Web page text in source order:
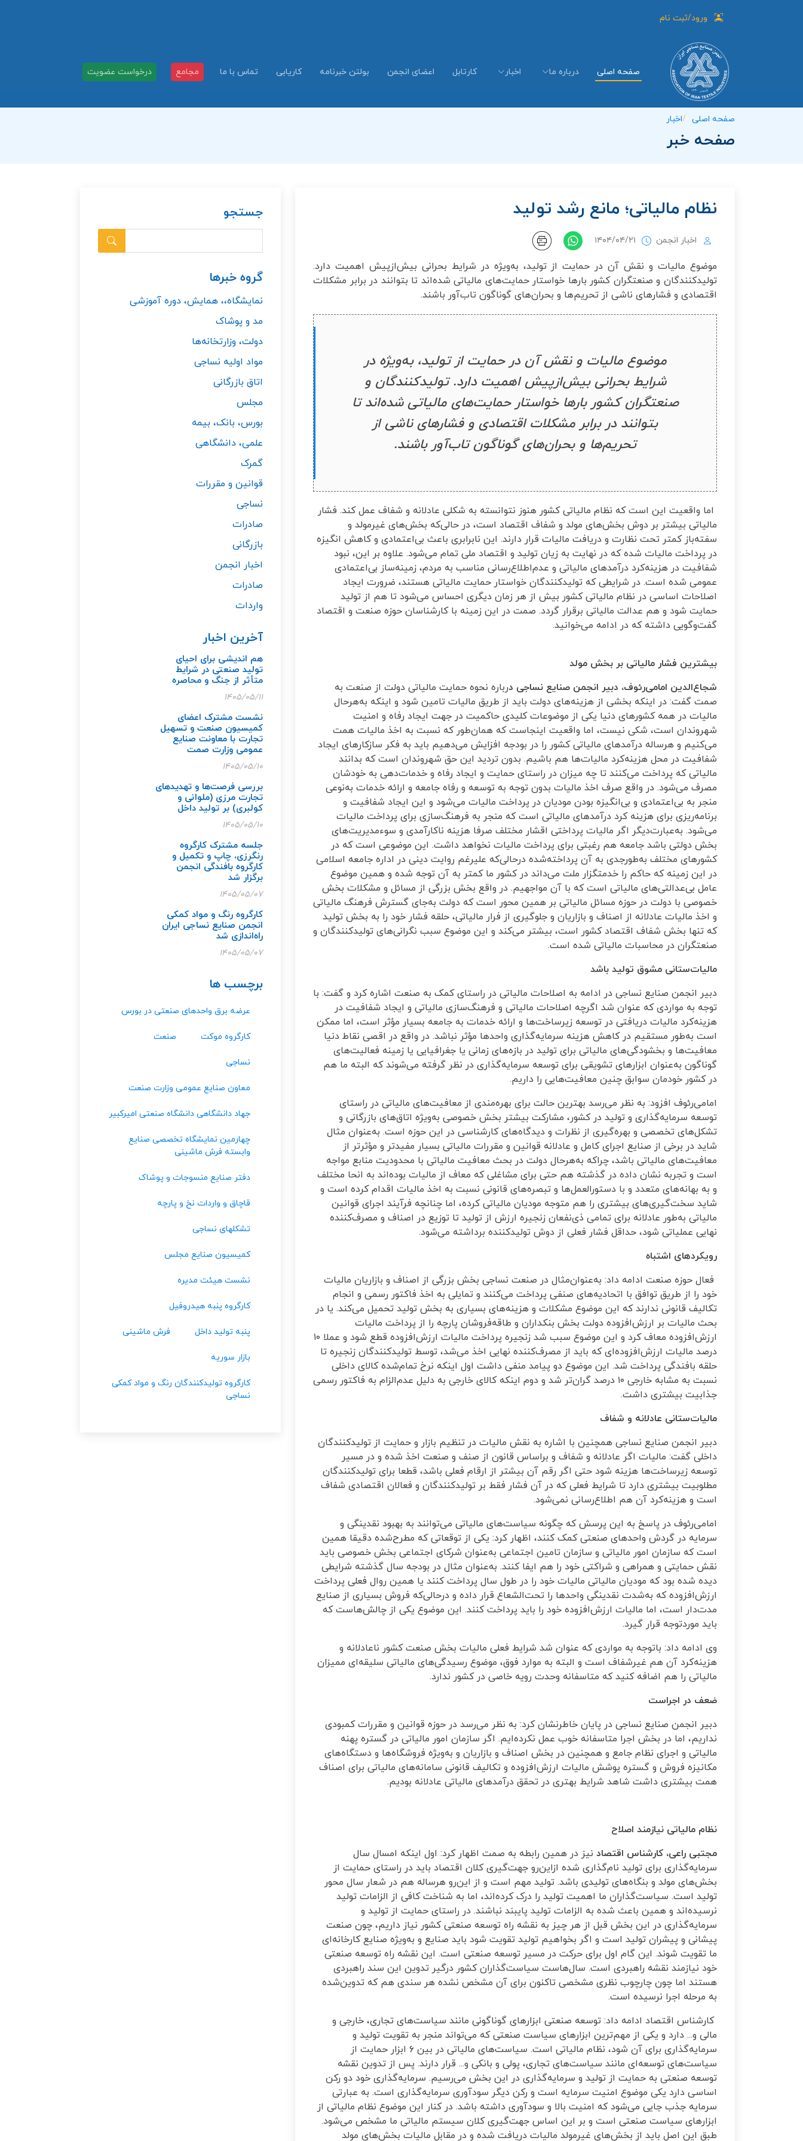
ورود/ثبت نام
صفحه اصلی درباره ما اخبار کارتابل اعضای انجمن بولتن خبرنامه کاریابی تماس با ما مجامع درخواست عضویت
صفحه اصلی اخبار
صفحه خبر
نظام مالیاتی؛ مانع رشد تولید
اخبار انجمن ۱۴۰۴/۰۴/۲۱
موضوع مالیات و نقش آن در حمایت از تولید، به‌ویژه در شرایط بحرانی بیش‌ازپیش اهمیت دارد.
تولیدکنندگان و صنعتگران کشور بارها خواستار حمایت‌های مالیاتی شده‌اند تا بتوانند در برابر مشکلات
اقتصادی و فشارهای ناشی از تحریم‌ها و بحران‌های گوناگون تاب‌آور باشند.
موضوع مالیات و نقش آن در حمایت از تولید، به‌ویژه در
شرایط بحرانی بیش‌ازپیش اهمیت دارد. تولیدکنندگان و
صنعتگران کشور بارها خواستار حمایت‌های مالیاتی شده‌اند تا
بتوانند در برابر مشکلات اقتصادی و فشارهای ناشی از
تحریم‌ها و بحران‌های گوناگون تاب‌آور باشند.
اما واقعیت این است که نظام مالیاتی کشور هنوز نتوانسته به شکلی عادلانه و شفاف عمل کند. فشار
مالیاتی بیشتر بر دوش بخش‌های مولد و شفاف اقتصاد است، در حالی‌که بخش‌های غیرمولد و
سفته‌باز کمتر تحت نظارت و دریافت مالیات قرار دارند. این نابرابری باعث بی‌اعتمادی و کاهش انگیزه
در پرداخت مالیات شده که در نهایت به زیان تولید و اقتصاد ملی تمام می‌شود. علاوه بر این، نبود
شفافیت در هزینه‌کرد درآمدهای مالیاتی و عدم‌اطلاع‌رسانی مناسب به مردم، زمینه‌ساز بی‌اعتمادی
عمومی شده است. در شرایطی که تولیدکنندگان خواستار حمایت مالیاتی هستند، ضرورت ایجاد
اصلاحات اساسی در نظام مالیاتی کشور بیش از هر زمان دیگری احساس می‌شود تا هم از تولید
حمایت شود و هم عدالت مالیاتی برقرار گردد. صمت در این زمینه با کارشناسان حوزه صنعت و اقتصاد
گفت‌وگویی داشته که در ادامه می‌خوانید.
بیشترین فشار مالیاتی بر بخش مولد
شجاع‌الدین امامی‌رئوف، دبیر انجمن صنایع نساجی درباره نحوه حمایت مالیاتی دولت از صنعت به
صمت گفت: در اینکه بخشی از هزینه‌های دولت باید از طریق مالیات تامین شود و اینکه به‌هرحال
مالیات در همه کشورهای دنیا یکی از موضوعات کلیدی حاکمیت در جهت ایجاد رفاه و امنیت
شهروندان است، شکی نیست، اما واقعیت اینجاست که همان‌طور که نسبت به اخذ مالیات همت
می‌کنیم و هرساله درآمدهای مالیاتی کشور را در بودجه افزایش می‌دهیم باید به فکر سازکارهای ایجاد
شفافیت در محل هزینه‌کرد مالیات‌ها هم باشیم. بدون تردید این حق شهروندان است که بدانند
مالیاتی که پرداخت می‌کنند تا چه میزان در راستای حمایت و ایجاد رفاه و خدمات‌دهی به خودشان
مصرف می‌شود. در واقع صرف اخذ مالیات بدون توجه به توسعه و رفاه جامعه و ارائه خدمات به‌نوعی
منجر به بی‌اعتمادی و بی‌انگیزه بودن مودیان در پرداخت مالیات می‌شود و این ایجاد شفافیت و
برنامه‌ریزی برای هزینه کرد درآمدهای مالیاتی است که منجر به فرهنگ‌سازی برای پرداخت مالیات
می‌شود. به‌عبارت‌دیگر اگر مالیات پرداختی اقشار مختلف صرفا هزینه ناکارآمدی و سوءمدیریت‌های
بخش دولتی باشد جامعه هم رغبتی برای پرداخت مالیات نخواهد داشت. این موضوعی است که در
کشورهای مختلف به‌طورجدی به آن پرداخته‌شده درحالی‌که علیرغم روایت دینی در اداره جامعه اسلامی
در این زمینه که حاکم را خدمتگزار ملت می‌داند در کشور ما کمتر به آن توجه شده و همین موضوع
عامل بی‌عدالتی‌های مالیاتی است که با آن مواجهیم. در واقع بخش بزرگی از مسائل و مشکلات بخش
خصوصی با دولت در حوزه مسائل مالیاتی بر همین محور است که دولت به‌جای گسترش فرهنگ مالیاتی
و اخذ مالیات عادلانه از اصناف و بازاریان و جلوگیری از فرار مالیاتی، حلقه فشار خود را به بخش تولید
که تنها بخش شفاف اقتصاد کشور است، بیشتر می‌کند و این موضوع سبب نگرانی‌های تولیدکنندگان و
صنعتگران در محاسبات مالیاتی شده است.
مالیات‌ستانی مشوق تولید باشد
دبیر انجمن صنایع نساجی در ادامه به اصلاحات مالیاتی در راستای کمک به صنعت اشاره کرد و گفت: با
توجه به مواردی که عنوان شد اگرچه اصلاحات مالیاتی و فرهنگ‌سازی مالیاتی و ایجاد شفافیت در
هزینه‌کرد مالیات دریافتی در توسعه زیرساخت‌ها و ارائه خدمات به جامعه بسیار مؤثر است، اما ممکن
است به‌طور مستقیم در کاهش هزینه سرمایه‌گذاری واحدها مؤثر نباشد. در واقع در اقصی نقاط دنیا
معافیت‌ها و بخشودگی‌های مالیاتی برای تولید در بازه‌های زمانی یا جغرافیایی یا زمینه فعالیت‌های
گوناگون به‌عنوان ابزارهای تشویقی برای توسعه سرمایه‌گذاری در نظر گرفته می‌شوند که البته ما هم
در کشور خودمان سوابق چنین معافیت‌هایی را داریم.
امامی‌رئوف افزود: به نظر می‌رسد بهترین حالت برای بهره‌مندی از معافیت‌های مالیاتی در راستای
توسعه سرمایه‌گذاری و تولید در کشور، مشارکت بیشتر بخش خصوصی به‌ویژه اتاق‌های بازرگانی و
تشکل‌های تخصصی و بهره‌گیری از نظرات و دیدگاه‌های کارشناسی در این حوزه است. به‌عنوان مثال
شاید در برخی از صنایع اجرای کامل و عادلانه قوانین و مقررات مالیاتی بسیار مفیدتر و مؤثرتر از
معافیت‌های مالیاتی باشد، چراکه به‌هرحال دولت در بحث معافیت مالیاتی با محدودیت منابع مواجه
است و تجربه نشان داده در گذشته هم حتی برای مشاغلی که معاف از مالیات بوده‌اند به انحا مختلف
و به بهانه‌های متعدد و با دستورالعمل‌ها و تبصره‌های قانونی نسبت به اخذ مالیات اقدام کرده است و
شاید سخت‌گیری‌های بیشتری را هم متوجه مودیان مالیاتی کرده، اما چنانچه فرآیند اجرای قوانین
مالیاتی به‌طور عادلانه برای تمامی ذی‌نفعان زنجیره ارزش از تولید تا توزیع در اصناف و مصرف‌کننده
نهایی عملیاتی شود، حداقل فشار فعلی از دوش تولیدکننده برداشته می‌شود.
رویکردهای اشتباه
فعال حوزه صنعت ادامه داد: به‌عنوان‌مثال در صنعت نساجی بخش بزرگی از اصناف و بازاریان مالیات
خود را از طریق توافق با اتحادیه‌های صنفی پرداخت می‌کنند و تمایلی به اخذ فاکتور رسمی و انجام
تکالیف قانونی ندارند که این موضوع مشکلات و هزینه‌های بسیاری به بخش تولید تحمیل می‌کند. یا در
بحث مالیات بر ارزش‌افزوده دولت بخش بنکداران و طاقه‌فروشان پارچه را از پرداخت مالیات
ارزش‌افزوده معاف کرد و این موضوع سبب شد زنجیره پرداخت مالیات ارزش‌افزوده قطع شود و عملا ۱۰
درصد مالیات ارزش‌افزوده‌ای که باید از مصرف‌کننده نهایی اخذ می‌شد، توسط تولیدکنندگان زنجیره تا
حلقه بافندگی پرداخت شد. این موضوع دو پیامد منفی داشت اول اینکه نرخ تمام‌شده کالای داخلی
نسبت به مشابه خارجی ۱۰ درصد گران‌تر شد و دوم اینکه کالای خارجی به دلیل عدم‌الزام به فاکتور رسمی
جذابیت بیشتری داشت.
مالیات‌ستانی عادلانه و شفاف
دبیر انجمن صنایع نساجی همچنین با اشاره به نقش مالیات در تنظیم بازار و حمایت از تولیدکنندگان
داخلی گفت: مالیات اگر عادلانه و شفاف و براساس قانون از صنف و صنعت اخذ شده و در مسیر
توسعه زیرساخت‌ها هزینه شود حتی اگر رقم آن بیشتر از ارقام فعلی باشد، قطعا برای تولیدکنندگان
مطلوبیت بیشتری دارد تا شرایط فعلی که در آن فشار فقط بر تولیدکنندگان و فعالان اقتصادی شفاف
است و هزینه‌کرد آن هم اطلاع‌رسانی نمی‌شود.
امامی‌رئوف در پاسخ به این پرسش که چگونه سیاست‌های مالیاتی می‌توانند به بهبود نقدینگی و
سرمایه در گردش واحدهای صنعتی کمک کنند، اظهار کرد: یکی از توقعاتی که مطرح‌شده دقیقا همین
است که سازمان امور مالیاتی و سازمان تامین اجتماعی به‌عنوان شرکای اجتماعی بخش خصوصی باید
نقش حمایتی و همراهی و شراکتی خود را هم ایفا کنند. به‌عنوان مثال در بودجه سال گذشته شرایطی
دیده شده بود که مودیان مالیاتی مالیات خود را در طول سال پرداخت کنند یا همین روال فعلی پرداخت
ارزش‌افزوده که به‌شدت نقدینگی واحدها را تحت‌الشعاع قرار داده و درحالی‌که فروش بسیاری از صنایع
مدت‌دار است، اما مالیات ارزش‌افزوده خود را باید پرداخت کنند. این موضوع یکی از چالش‌هاست که
باید موردتوجه قرار گیرد.
وی ادامه داد: باتوجه به مواردی که عنوان شد شرایط فعلی مالیات بخش صنعت کشور ناعادلانه و
هزینه‌کرد آن هم غیرشفاف است و البته به موارد فوق، موضوع رسیدگی‌های مالیاتی سلیقه‌ای ممیزان
مالیاتی را هم اضافه کنید که متاسفانه وحدت رویه خاصی در کشور ندارد.
ضعف در اجراست
دبیر انجمن صنایع نساجی در پایان خاطرنشان کرد: به نظر می‌رسد در حوزه قوانین و مقررات کمبودی
نداریم، اما در بخش اجرا متاسفانه خوب عمل نکرده‌ایم. اگر سازمان امور مالیاتی در گستره پهنه
مالیاتی و اجرای نظام جامع و همچنین در بخش اصناف و بازاریان و به‌ویژه فروشگاه‌ها و دستگاه‌های
مکانیزه فروش و گستره پوشش مالیات ارزش‌افزوده و تکالیف قانونی سامانه‌های مالیاتی برای اصناف
همت بیشتری داشت شاهد شرایط بهتری در تحقق درآمدهای مالیاتی عادلانه بودیم.
نظام مالیاتی نیازمند اصلاح
مجتبی راعی، کارشناس اقتصاد نیز در همین رابطه به صمت اظهار کرد: اول اینکه امسال سال
سرمایه‌گذاری برای تولید نام‌گذاری شده ازاین‌رو جهت‌گیری کلان اقتصاد باید در راستای حمایت از
بخش‌های مولد و بنگاه‌های تولیدی باشد. تولید مهم است و از این‌رو هرساله هم در شعار سال محور
تولید است. سیاست‌گذاران ما اهمیت تولید را درک کرده‌اند، اما به شناخت کافی از الزامات تولید
نرسیده‌اند و همین باعث شده به الزامات تولید پایبند نباشند. در راستای حمایت از تولید و
سرمایه‌گذاری در این بخش قبل از هر چیز به نقشه راه توسعه صنعتی کشور نیاز داریم، چون صنعت
پیشانی و پیشران تولید است و اگر بخواهیم تولید تقویت شود باید صنایع و به‌ویژه صنایع کارخانه‌ای
ما تقویت شوند. این گام اول برای حرکت در مسیر توسعه صنعتی است. این نقشه راه توسعه صنعتی
خود نیازمند نقشه راهبردی است. سال‌هاست سیاست‌گذاران کشور درگیر تدوین این سند راهبردی
هستند اما چون چارچوب نظری مشخصی تاکنون برای آن مشخص نشده هر سندی هم که تدوین‌شده
به مرحله اجرا نرسیده است.
کارشناس اقتصاد ادامه داد: توسعه صنعتی ابزارهای گوناگونی مانند سیاست‌های تجاری، خارجی و
مالی و... دارد و یکی از مهم‌ترین ابزارهای سیاست صنعتی که می‌تواند منجر به تقویت تولید و
سرمایه‌گذاری برای آن شود، نظام مالیاتی است. سیاست‌های مالیاتی در بین ۶ ابزار حمایت از
سیاست‌های توسعه‌ای مانند سیاست‌های تجاری، پولی و بانکی و... قرار دارند. پس از تدوین نقشه
توسعه صنعتی به حمایت از تولید و سرمایه‌گذاری در این بخش می‌رسیم. سرمایه‌گذاری خود دو رکن
اساسی دارد یکی موضوع امنیت سرمایه است و رکن دیگر سودآوری سرمایه‌گذاری است. به عبارتی
سرمایه جذب جایی می‌شود که امنیت بالا و سودآوری داشته باشد. در کنار این موضوع نظام مالیاتی از
ابزارهای سیاست صنعتی است و بر این اساس جهت‌گیری کلان سیستم مالیاتی ما مشخص می‌شود.
طبق این اصل باید از بخش‌های غیرمولد مالیات دریافت شده و در مقابل مالیات بخش‌های مولد
جستجو
گروه خبرها
نمایشگاه‌،، همایش‌، دوره‌ آموزشی
مد و پوشاک
دولت، وزارتخانه‌ها
مواد اولیه نساجی
اتاق بازرگانی
مجلس
بورس، بانک، بیمه
علمی، دانشگاهی
گمرک
قوانین و مقررات
نساجی
صادرات
بازرگانی
اخبار انجمن
صادرات
واردات
آخرین اخبار
هم اندیشی برای احیای
تولید صنعتی در شرایط
متأثر از جنگ و محاصره
۱۴۰۵/۰۵/۱۱
نشست مشترک اعضای
کمیسیون صنعت و تسهیل
تجارت با معاونت صنایع
عمومی وزارت صمت
۱۴۰۵/۰۵/۱۰
بررسی فرصت‌ها و تهدیدهای
تجارت مرزی (ملوانی و
کولبری) بر تولید داخل
۱۴۰۵/۰۵/۱۰
جلسه مشترک کارگروه
رنگرزی، چاپ و تکمیل و
کارگروه بافندگی انجمن
برگزار شد
۱۴۰۵/۰۵/۰۷
کارگروه رنگ و مواد کمکی
انجمن صنایع نساجی ایران
راه‌اندازی شد
۱۴۰۵/۰۵/۰۷
برچسب ها
عرضه برق واحدهای صنعتی در بورس
کارگروه موکت صنعت
نساجی
معاون صنایع عمومی وزارت صنعت
جهاد دانشگاهی دانشگاه صنعتی امیرکبیر
چهارمین نمایشگاه تخصصی صنایع
وابسته فرش ماشینی
دفتر صنایع منسوجات و پوشاک
قاچاق و واردات نخ و پارچه
تشکلهای نساجی
کمیسیون صنایع مجلس
نشست هیئت مدیره
کارگروه پنبه هیدروفیل
پنبه تولید داخل فرش ماشینی
بازار سوریه
کارگروه تولیدکنندگان رنگ و مواد کمکی
نساجی